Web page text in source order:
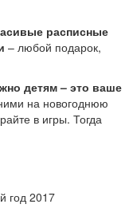
расписные
– любой подарок,
детям – это ваше
на новогоднюю
в игры. Тогда